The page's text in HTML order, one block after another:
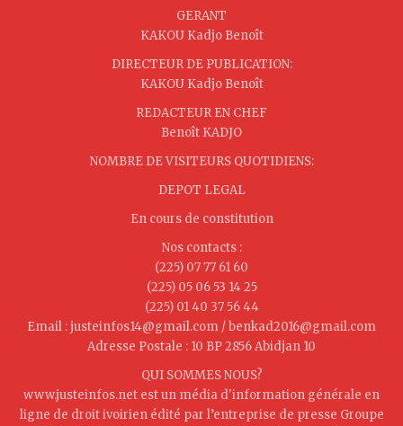
GERANT
KAKOU Kadjo Benoît
DIRECTEUR DE PUBLICATION:
KAKOU Kadjo Benoît
REDACTEUR EN CHEF
Benoît KADJO
NOMBRE DE VISITEURS QUOTIDIENS:
DEPOT LEGAL
En cours de constitution
Nos contacts :
(225) 07 77 61 60
(225) 05 06 53 14 25
(225) 01 40 37 56 44
Email : justeinfos14@gmail.com / benkad2016@gmail.com
Adresse Postale : 10 BP 2856 Abidjan 10
QUI SOMMES NOUS?
www.justeinfos.net est un média d'information générale en
ligne de droit ivoirien édité par l’entreprise de presse Groupe